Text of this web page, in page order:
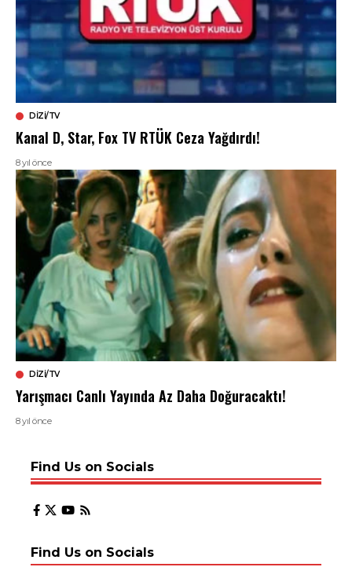
DIZI/TV
Kanal D, Star, Fox TV RTÜK Ceza Yağdırdı!
8 yıl önce
DIZI/TV
Yarışmacı Canlı Yayında Az Daha Doğuracaktı!
8 yıl önce
Find Us on Socials
Find Us on Socials